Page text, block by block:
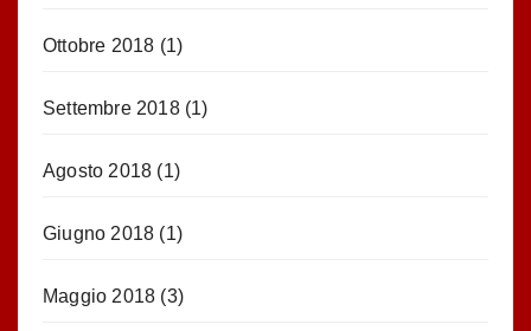
Ottobre 2018 (1)
Settembre 2018(1)
Agosto 2018 (1)
Giugno 2018 (1)
Maggio 2018 (3)